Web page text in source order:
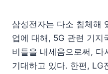
삼성전자는 다소 침체해
업에 대해, 5G 관련 기지
비들을 내세움으로써, 다
기대하고 있다. 한편, LG